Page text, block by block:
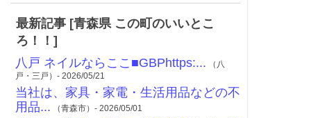
最新記事 [青森県 この町のいいとこ
ろ！！]
八戸 ネイルならここ■GBPhttps:... （八
戸・三戸）- 2026/05/21
当社は、家具・家電・生活用品などの不
用品... （青森市）- 2026/05/01